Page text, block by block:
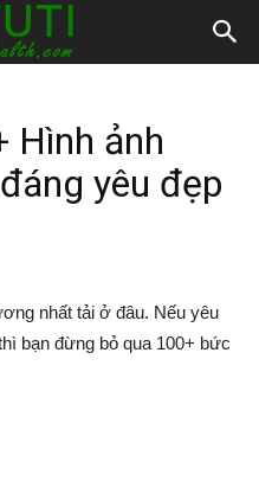
Hình ảnh
yêu đẹp
nhất tải ở đâu. Nếu yêu
bạn đừng bỏ qua 100+ bức